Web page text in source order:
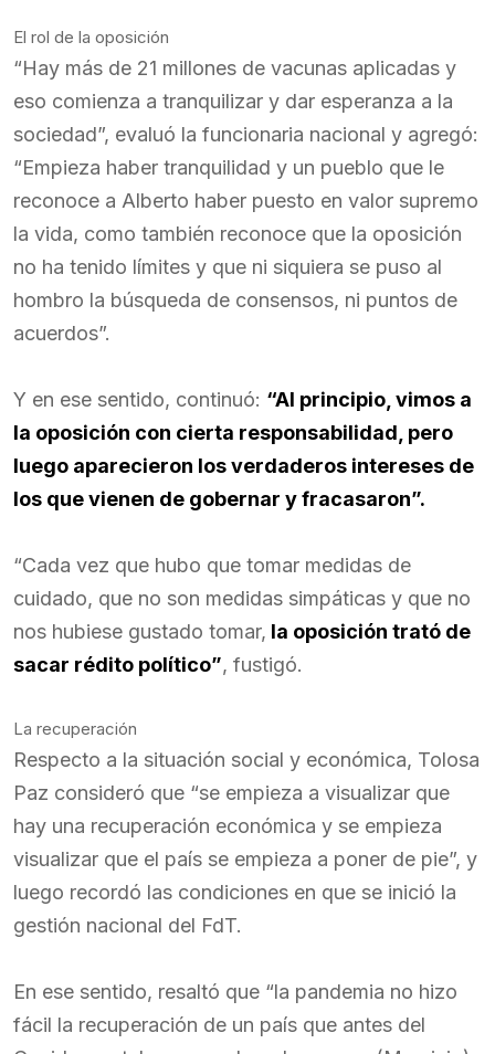
El rol de la oposición
“Hay más de 21 millones de vacunas aplicadas y
eso comienza a tranquilizar y dar esperanza a la
sociedad”, evaluó la funcionaria nacional y agregó:
“Empieza haber tranquilidad y un pueblo que le
reconoce a Alberto haber puesto en valor supremo
la vida, como también reconoce que la oposición
no ha tenido límites y que ni siquiera se puso al
hombro la búsqueda de consensos, ni puntos de
acuerdos”.
Y en ese sentido, continuó: “Al principio, vimos a
la oposición con cierta responsabilidad, pero
luego aparecieron los verdaderos intereses de
los que vienen de gobernar y fracasaron”.
“Cada vez que hubo que tomar medidas de
cuidado, que no son medidas simpáticas y que no
nos hubiese gustado tomar, la oposición trató de
sacar rédito político”, fustigó.
La recuperación
Respecto a la situación social y económica, Tolosa
Paz consideró que “se empieza a visualizar que
hay una recuperación económica y se empieza
visualizar que el país se empieza a poner de pie”, y
luego recordó las condiciones en que se inició la
gestión nacional del FdT.
En ese sentido, resaltó que “la pandemia no hizo
fácil la recuperación de un país que antes del